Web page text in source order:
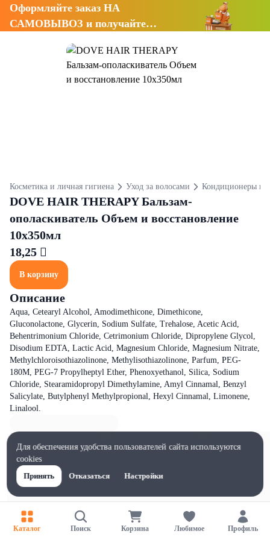
Оформляйте заказ НА
САМОВЫВОЗ и получайте
Косметика и личная гигиена Уход за волосами Кондиционеры и
DOVE HAIR THERAPY Бальзам-
ополаскиватель Объем и восстановление
10х350мл
18,25 
В корзину
Описание
Aqua, Cetearyl Alcohol, Amodimethicone, Dimethicone,
Gluconolactone, Glycerin, Sodium Sulfate, Trehalose, Acetic Acid,
Behentrimonium Chloride, Cetrimonium Chloride, Dipropylene Glycol,
Disodium EDTA, Lactic Acid, Magnesium Chloride, Magnesium Nitrate,
Methylchloroisothiazolinone, Methylisothiazolinone, Parfum, PEG-
180M, PEG-7 Propylheptyl Ether, Phenoxyethanol, Silica, Sodium
Chloride, Stearamidopropyl Dimethylamine, Amyl Cinnamal, Benzyl
Salicylate, Butylphenyl Methylpropional, Hexyl Cinnamal, Limonene,
Linalool.
Каталог Поиск Корзина Любимое Профиль
Для обеспечения удобства пользователей сайта используются
cookies
Принять
Отказаться Настройки